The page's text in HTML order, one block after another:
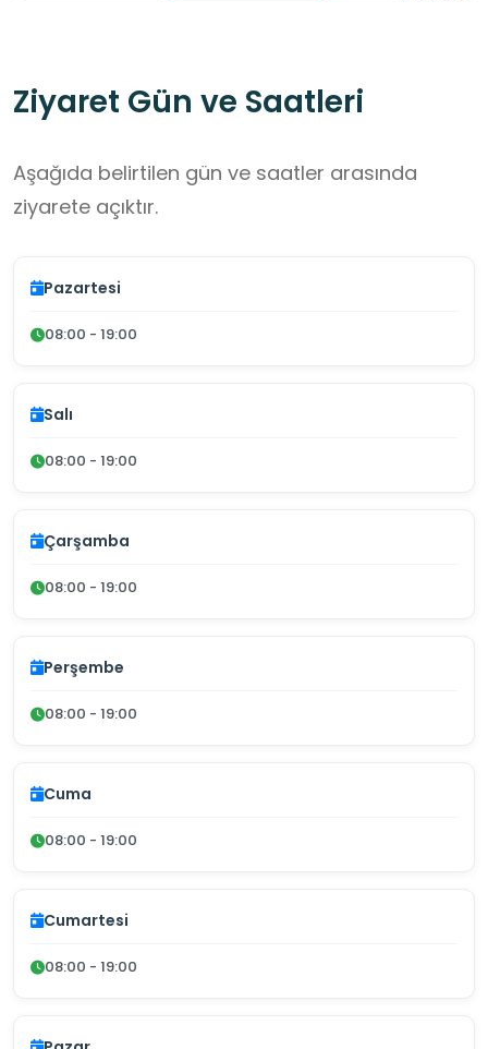
Ziyaret Gün ve Saatleri
Aşağıda belirtilen gün ve saatler arasında
ziyarete açıktır.
Pazartesi
08:00 - 19:00
Salı
08:00 - 19:00
Çarşamba
08:00 - 19:00
Perşembe
08:00 - 19:00
Cuma
08:00 - 19:00
Cumartesi
08:00 - 19:00